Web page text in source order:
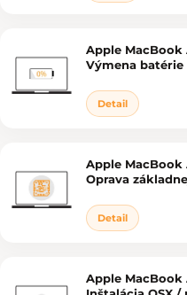
Apple MacBook
Výmena batérie
Detail
Apple MacBook
Oprava
Detail
Apple MacBook